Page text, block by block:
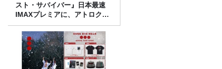
スト・サバイバー』日本最速
IMAXプレミアに、アトロクリ
スナー60名をご招待！